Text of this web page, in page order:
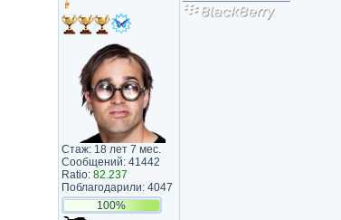
Стаж: 18 лет 7 мес.
Сообщений: 41442
Ratio: 82.237
Поблагодарили: 4047
100%